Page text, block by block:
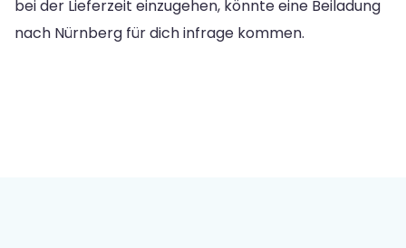
bei der Lieferzeit einzugehen, könnte eine Beiladung
nach Nürnberg für dich infrage kommen.